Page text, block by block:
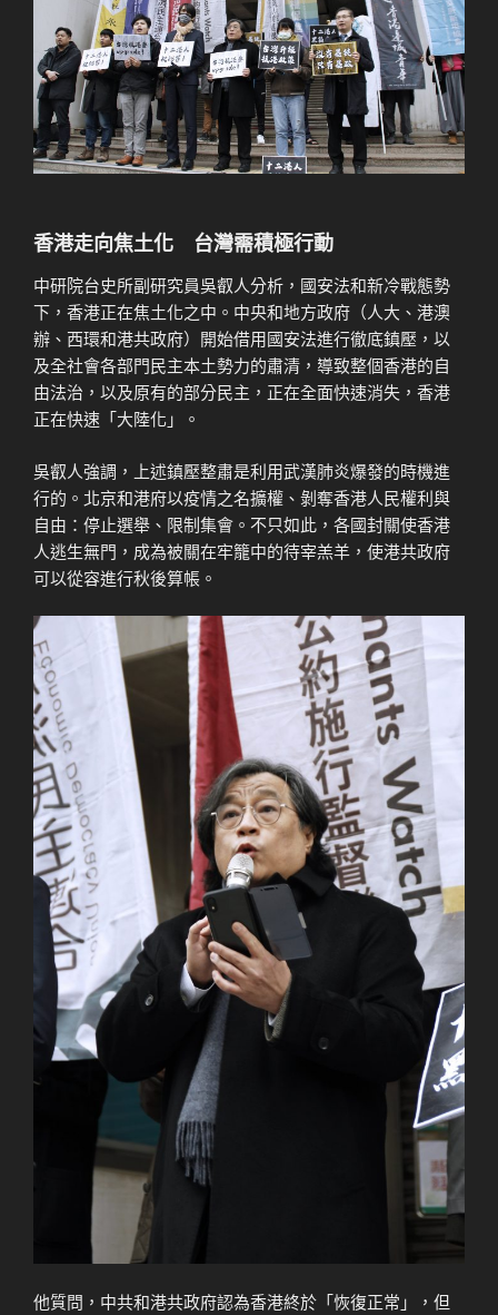
香港走向焦土化 台灣需積極行動
中研院台史所副研究員吳叡人分析，國安法和新冷戰態勢
下，香港正在焦土化之中。中央和地方政府（人大、港澳
辦、西環和港共政府）開始借用國安法進行徹底鎮壓，以
及全社會各部門民主本土勢力的肅清，導致整個香港的自
由法治，以及原有的部分民主，正在全面快速消失，香港
正在快速「大陸化」。
吳叡人強調，上述鎮壓整肅是利用武漢肺炎爆發的時機進
行的。北京和港府以疫情之名擴權、剝奪香港人民權利與
自由：停止選舉、限制集會。不只如此，各國封關使香港
人逃生無門，成為被關在牢籠中的待宰羔羊，使港共政府
可以從容進行秋後算帳。
他質問，中共和港共政府認為香港終於「恢復正常」，但